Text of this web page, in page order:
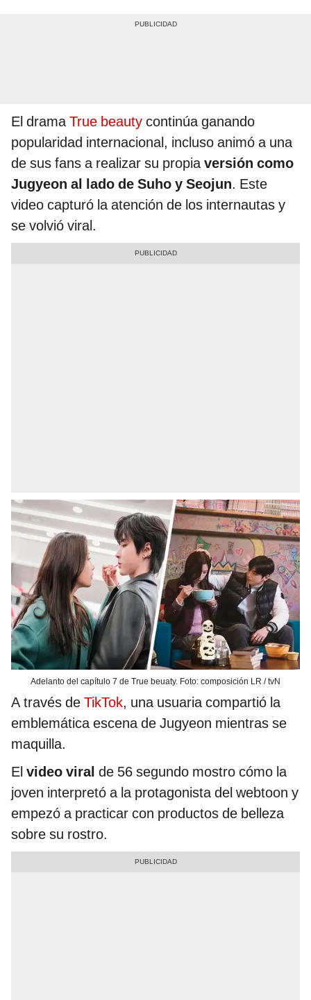
El dramaTrue beauty continúa ganando
popularidad internacional, incluso animó a una
de sus fans a realizar su propiaversión como
Jugyeon al lado de Suho y Seojun. Este
video capturó la atención de los internautas y
se volvió viral.
Adelanto del capítulo 7 de True beuaty. Foto: composición LR / tvN
A través de TikTok, una usuaria compartió la
emblemática escena de Jugyeon mientras se
maquilla.
El video viral de 56 segundo mostro cómo la
joven interpretó a la protagonista del webtoon y
empezó a practicar con productos de belleza
sobre su rostro.